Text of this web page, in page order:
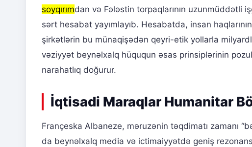
soyqırımdan və Fələstin torpaqlarının uzunmüddətli
sərt hesabat yayımlayıb. Hesabatda, insan
şirkətlərin bu münaqişədən qeyri-etik yollarla
vəziyyət beynəlxalq hüququn əsas prinsiplərinin
narahatlıq doğurur.
İqtisadi Maraqlar Humanitar
Françeska Albaneze, məruzənin təqdimatı zamanı
da beynəlxalq media və ictimaiyyətdə geniş